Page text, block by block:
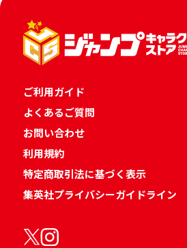
ご利用ガイド
よくあるご質問
お問い合わせ
利用規約
特定商取引法に基づく表示
集英社プライバシーガイドライン